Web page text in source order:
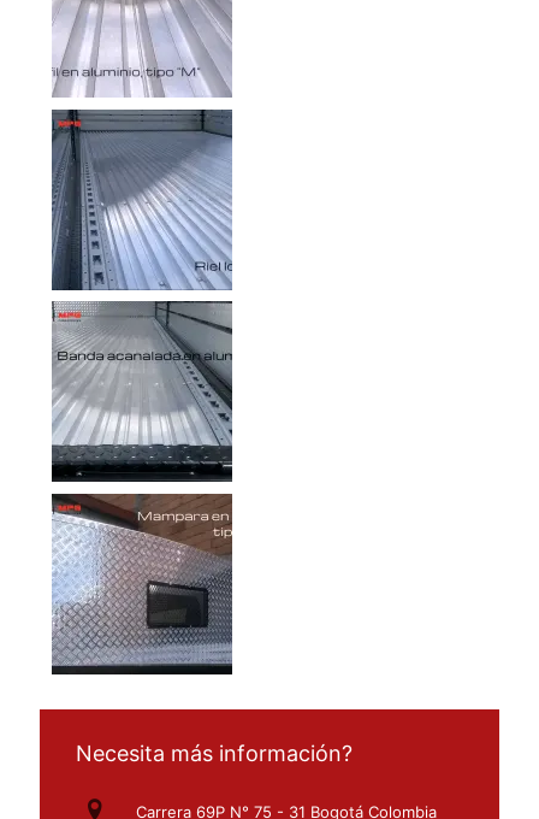
Necesita más información?
Carrera 69P N° 75 - 31 Bogotá Colombia